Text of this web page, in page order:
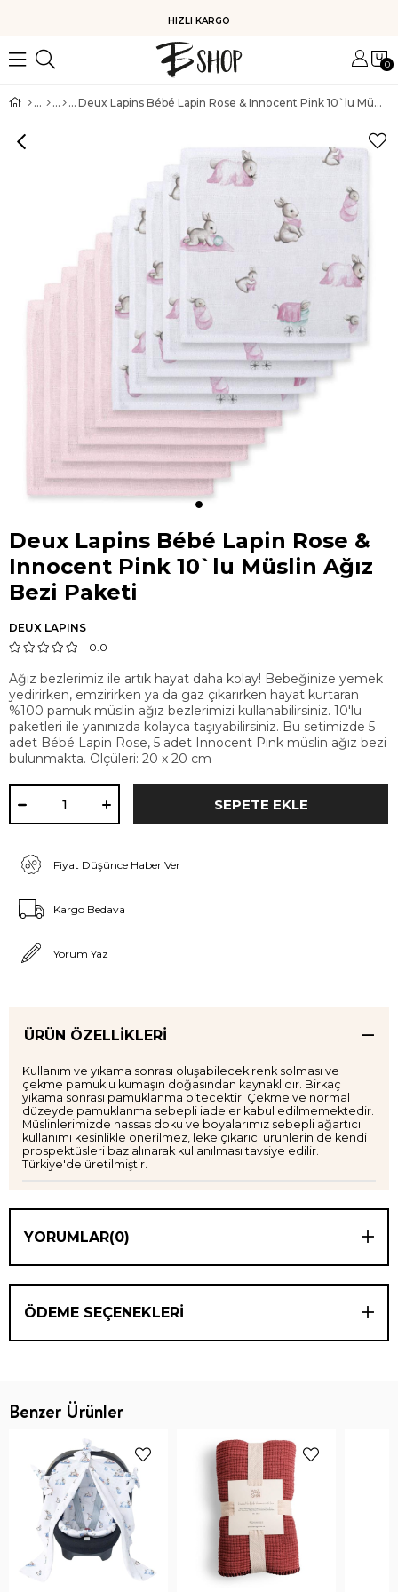
HIZLI KARGO
0
Deux Lapins Bébé Lapin Rose & Innocent Pink 10`lu Müslin Ağız Bezi Paketi
Deux Lapins Bébé Lapin Rose &
Innocent Pink 10`lu Müslin Ağız
Bezi Paketi
DEUX LAPINS
0.0
Ağız bezlerimiz ile artık hayat daha kolay! Bebeğinize yemek
yedirirken, emzirirken ya da gaz çıkarırken hayat kurtaran
%100 pamuk müslin ağız bezlerimizi kullanabilirsiniz. 10'lu
paketleri ile yanınızda kolayca taşıyabilirsiniz. Bu setimizde 5
adet Bébé Lapin Rose, 5 adet Innocent Pink müslin ağız bezi
bulunmakta. Ölçüleri: 20 x 20 cm
Fiyat Düşünce Haber Ver
Kargo Bedava
Yorum Yaz
ÜRÜN ÖZELLIKLERI
Kullanım ve yıkama sonrası oluşabilecek renk solması ve
çekme pamuklu kumaşın doğasından kaynaklıdır. Birkaç
yıkama sonrası pamuklanma bitecektir. Çekme ve normal
düzeyde pamuklanma sebepli iadeler kabul edilmemektedir.
Müslinlerimizde hassas doku ve boyalarımız sebepli ağartıcı
kullanımı kesinlikle önerilmez, leke çıkarıcı ürünlerin de kendi
prospektüsleri baz alınarak kullanılması tavsiye edilir.
Türkiye'de üretilmiştir.
YORUMLAR(0)
ÖDEME SEÇENEKLERI
Benzer Ürünler